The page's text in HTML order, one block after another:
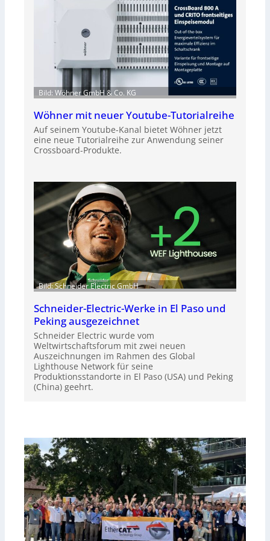
Bild: Wöhner GmbH & Co. KG
Wöhner mit neuer Youtube-Tutorialreihe
Auf seinem Youtube-Kanal bietet Wöhner jetzt
eine neue Tutorialreihe zur Anwendung seiner
Crossboard-Produkte.
Bild: Schneider Electric GmbH
Schneider-Electric-Werke in El Paso und
Peking ausgezeichnet
Schneider Electric wurde vom
Weltwirtschaftsforum mit zwei neuen
Auszeichnungen im Rahmen des Global
Lighthouse Network für seine
Produktionsstandorte in El Paso (USA) und Peking
(China) geehrt.